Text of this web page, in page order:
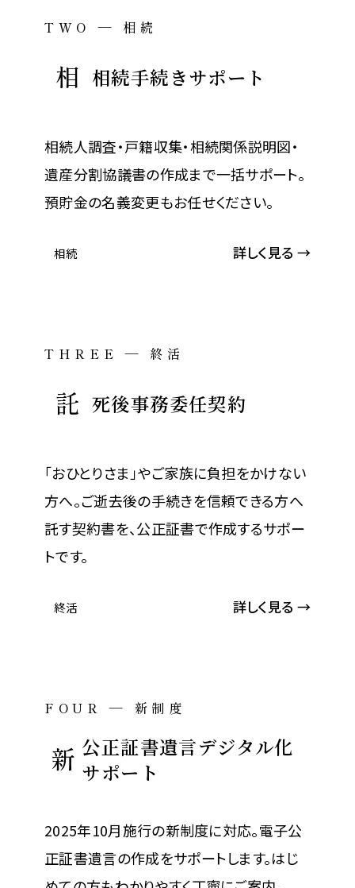
TWO — 相続
相 相続手続きサポート
相続人調査・戸籍収集・相続関係説明図・
遺産分割協議書の作成まで一括サポート。
預貯金の名義変更もお任せください。
相続 詳しく見る →
THREE — 終活
託 死後事務委任契約
「おひとりさま」やご家族に負担をかけない
方へ。ご逝去後の手続きを信頼できる方へ
託す契約書を、公正証書で作成するサポー
トです。
終活 詳しく見る →
FOUR — 新制度
新 公正証書遺言デジタル化
サポート
2025年10月施行の新制度に対応。電子公
正証書遺言の作成をサポートします。はじ